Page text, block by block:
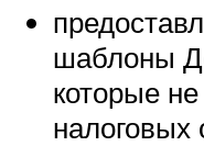
шаблоны
которые
налоговых